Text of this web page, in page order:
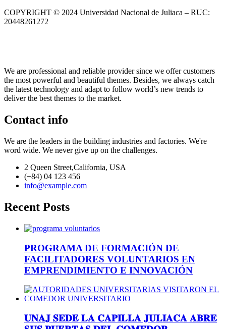
COPYRIGHT © 2024 Universidad Nacional de Juliaca – RUC:
20448261272
We are professional and reliable provider since we offer customers
the most powerful and beautiful themes. Besides, we always catch
the latest technology and adapt to follow world’s new trends to
deliver the best themes to the market.
Contact info
We are the leaders in the building industries and factories. We're
word wide. We never give up on the challenges.
2 Queen Street,California, USA
(+84) 04 123 456
info@example.com
Recent Posts
PROGRAMA DE FORMACIÓN DE
FACILITADORES VOLUNTARIOS EN
EMPRENDIMIENTO E INNOVACIÓN
𝐔𝐍𝐀𝐉 𝐒𝐄𝐃𝐄 𝐋𝐀 𝐂𝐀𝐏𝐈𝐋𝐋𝐀 𝐉𝐔𝐋𝐈𝐀𝐂𝐀 𝐀𝐁𝐑𝐄